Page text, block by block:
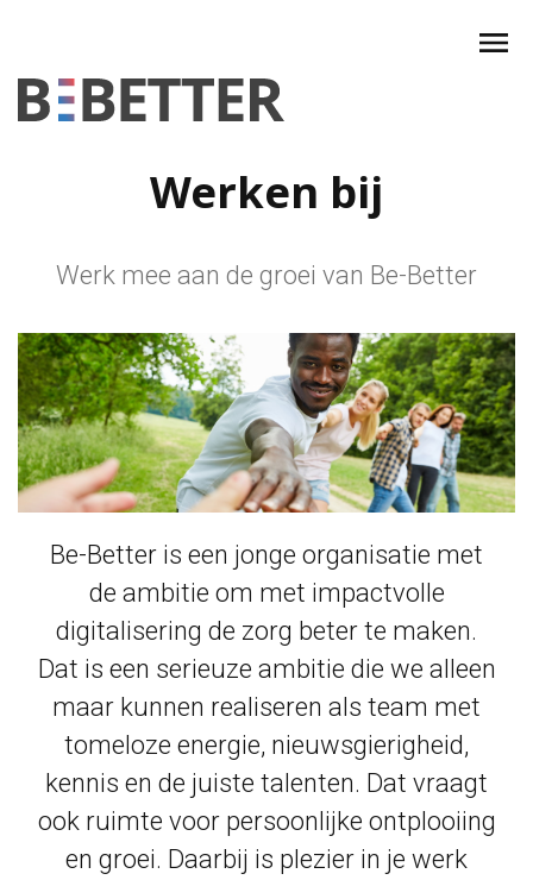
Werken bij
Werk mee aan de groei van Be-Better
Be-Better is een jonge organisatie met
de ambitie om met impactvolle
digitalisering de zorg beter te maken.
Dat is een serieuze ambitie die we alleen
maar kunnen realiseren als team met
tomeloze energie, nieuwsgierigheid,
kennis en de juiste talenten. Dat vraagt
ook ruimte voor persoonlijke ontplooiing
en groei. Daarbij is plezier in je werk